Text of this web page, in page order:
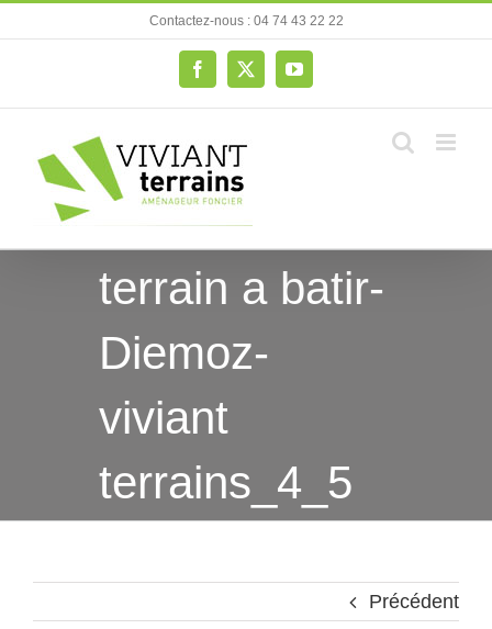
au
Contactez-nous : 04 74 43 22 22
Facebook
X YouTube
terrain a batir-
Diemoz-
viviant
terrains_4_5
Précédent